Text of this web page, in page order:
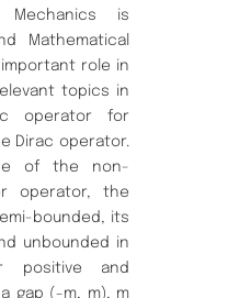
Mechanics is
Mathematical
important role in
topics in
operator for
Dirac operator.
of the non-
operator, the
bounded, its
unbounded in
positive and
gap (−m, m), m